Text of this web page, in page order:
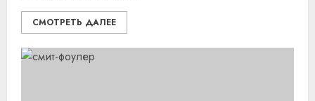
СМОТРЕТЬ ДАЛЕЕ